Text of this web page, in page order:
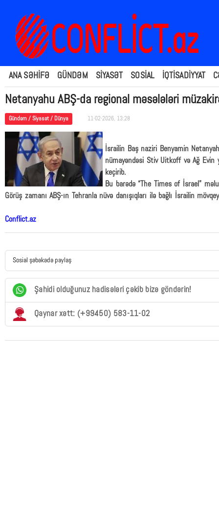
ANA SƏHİFƏ GÜNDƏM SİYASƏT SOSİAL İQTİSADİYYAT
Netanyahu ABŞ-da regional məsələləri
Gündəm / Siyasət / Dünya 11-02-2026, 13:28
İsrailin Baş naziri Benyamin
nümayəndəsi Stiv Uitkoff və Ağ Evin
keçirib.
Bu barədə “The Times of İsrael”
Görüş zamanı ABŞ-ın Tehranla nüvə danışıqları ilə bağlı İsrailin
Conflict.az
Sosial şəbəkədə paylaş
Şahidi olduğunuz hadisələri çəkib bizə göndərin!
Qaynar xətt: (+99450) 583-11-02